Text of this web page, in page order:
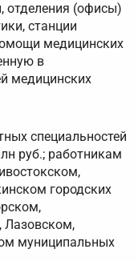
отделения (офисы)
станции
медицинских
в
медицинских
специальностей
руб.; работникам
городских
Лазовском,
муниципальных